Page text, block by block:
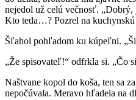
nejedol už celú večnosť.
Kto teda…? Pozrel na
Šľahol pohľadom ku kúpeľni.
„Že spisovateľ!“ odfrkla si. „Čo
Naštvane kopol do koša, ten sa
nepočúvala. Meravo hľadela na